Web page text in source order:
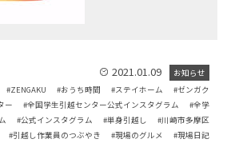
2021.01.09
お知らせ
ZENGAKU おうち時間 ステイホーム
ゼンガク
ー
全国学生引越センター公式インスタグラム
全学
公式インスタグラム 単身引越し
川崎市多摩区
引越し作業員のつぶやき
現場のグルメ 現場日記